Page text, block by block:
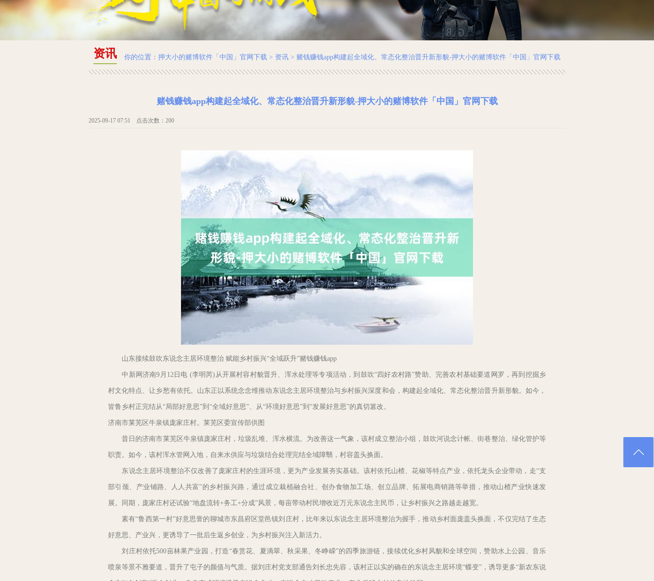
资讯 你的位置： 押大小的赌博软件「中国」官网下载 > 资讯 > 赌钱赚钱app构建起全域化、常态化整治晋升新形貌-押大小的赌博软件「中国」官网下载
赌钱赚钱app构建起全域化、常态化整治晋升新形貌-押大小的赌博软件「中国」官网下载
2025-09-17 07:51 点击次数：200
山东接续鼓吹东说念主居环境整治 赋能乡村振兴“全域跃升”赌钱赚钱app
中新网济南9月12日电 (李明芮)从开展村容村貌晋升、浑水处理等专项活动，到鼓吹“四好农村路”赞助、完善农村基础要道网罗，再到挖掘乡
村文化特点、让乡愁有依托。山东正以系统念念维推动东说念主居环境整治与乡村振兴深度和会，构建起全域化、常态化整治晋升新形貌。如今，
皆鲁乡村正完结从“局部好意思”到“全域好意思”、从“环境好意思”到“发展好意思”的真切篡改。
济南市莱芜区牛泉镇庞家庄村。莱芜区委宣传部供图
昔日的济南市莱芜区牛泉镇庞家庄村，垃圾乱堆、浑水横流。为改善这一气象，该村成立整治小组，鼓吹河说念计帐、街巷整治、绿化管护等
职责。如今，该村浑水管网入地，自来水供应与垃圾结合处理完结全域障翳，村容盖头换面。
东说念主居环境整治不仅改善了庞家庄村的生涯环境，更为产业发展夯实基础。该村依托山楂、花椒等特点产业，依托龙头企业带动，走“支
部引颈、产业铺路、人人共富”的乡村振兴路，通过成立栽植融合社、创办食物加工场、创立品牌、拓展电商销路等举措，推动山楂产业快速发
展。同期，庞家庄村还试验“地盘流转+务工+分成”风景，每亩带动村民增收近万元东说念主民币，让乡村振兴之路越走越宽。
素有“鲁西第一村”好意思誉的聊城市东昌府区堂邑镇刘庄村，比年来以东说念主居环境整治为握手，推动乡村面庞盖头换面，不仅完结了生态
好意思、产业兴，更诱导了一批后生返乡创业，为乡村振兴注入新活力。
刘庄村依托500亩林果产业园，打造“春赏花、夏滴翠、秋采果、冬峥嵘”的四季旅游链，接续优化乡村风貌和全球空间，赞助水上公园、音乐
喷泉等景不雅要道，晋升了屯子的颜值与气质。据刘庄村党支部通告刘长忠先容，该村正以实的确在的东说念主居环境“蝶变”，诱导更多“新农东说